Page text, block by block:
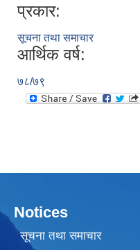
प्रकार:
सूचना तथा समाचार
आर्थिक वर्ष:
७८/७९
Notices
सूचना तथा समाचार